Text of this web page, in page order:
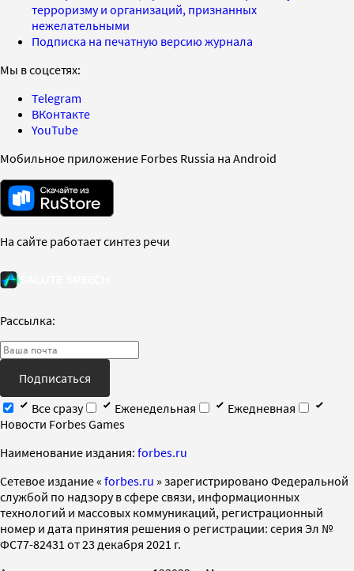
терроризму и организаций, признанных
нежелательными
Подписка на печатную версию журнала
Мы в соцсетях:
Telegram
ВКонтакте
YouTube
Мобильное приложение Forbes Russia на Android
На сайте работает синтез речи
Рассылка:
Подписаться
Все сразу
Еженедельная
Ежедневная
Новости Forbes Games
Наименование издания: forbes.ru
Cетевое издание « forbes.ru » зарегистрировано Федеральной
службой по надзору в сфере связи, информационных
технологий и массовых коммуникаций, регистрационный
номер и дата принятия решения о регистрации: серия Эл №
ФС77-82431 от 23 декабря 2021 г.